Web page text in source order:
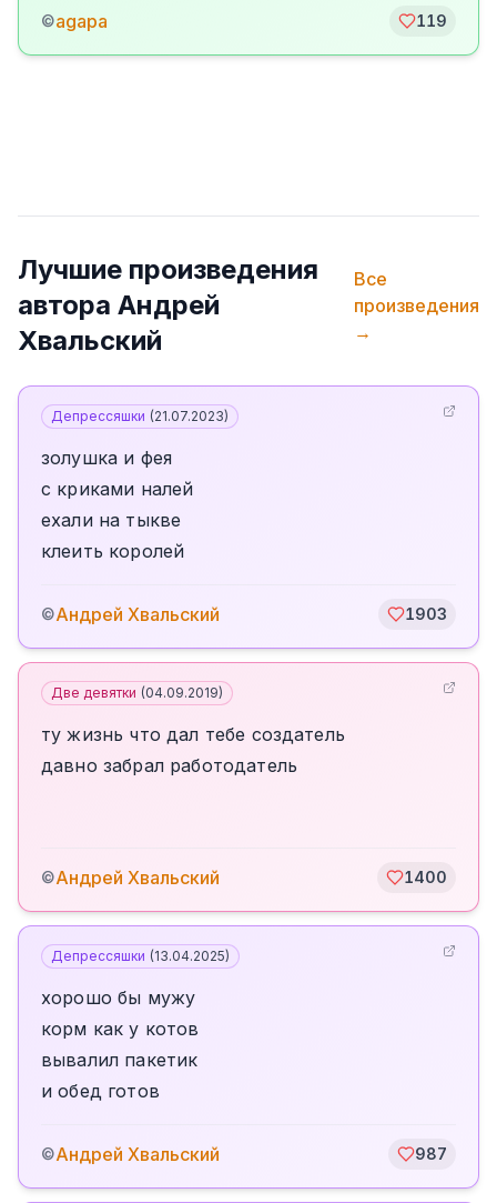
©agapa 119
Лучшие произведения
автора Андрей
Хвальский
Все
произведения
→
Депрессяшки (21.07.2023)
золушка и фея
с криками налей
ехали на тыкве
клеить королей
©Андрей Хвальский 1903
Две девятки (04.09.2019)
ту жизнь что дал тебе создатель
давно забрал работодатель
©Андрей Хвальский 1400
Депрессяшки (13.04.2025)
хорошо бы мужу
корм как у котов
вывалил пакетик
и обед готов
©Андрей Хвальский 987